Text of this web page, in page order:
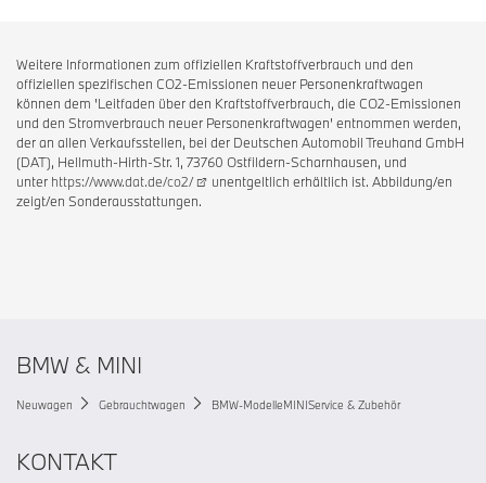
Weitere Informationen zum offiziellen Kraftstoffverbrauch und den
offiziellen spezifischen CO2-Emissionen neuer Personenkraftwagen
können dem 'Leitfaden über den Kraftstoffverbrauch, die CO2-Emissionen
und den Stromverbrauch neuer Personenkraftwagen' entnommen werden,
der an allen Verkaufsstellen, bei der Deutschen Automobil Treuhand GmbH
(DAT), Hellmuth-Hirth-Str. 1, 73760 Ostfildern-Scharnhausen, und
unter https://www.dat.de/co2/
unentgeltlich erhältlich ist. Abbildung/en
zeigt/en Sonderausstattungen.
BMW & MINI
Neuwagen Gebrauchtwagen BMW-ModelleMINIService & Zubehör
KONTAKT